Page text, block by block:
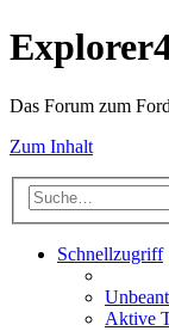
Das Forum zum
Zum Inhalt
Schnellzugriff
Aktive